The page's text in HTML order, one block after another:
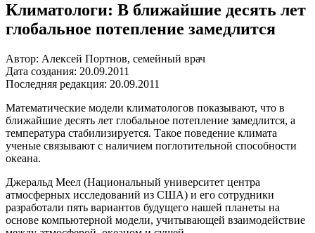
Климатологи: В ближайшие десять лет
глобальное потепление замедлится
Автор: Алексей Портнов, семейный врач
Дата создания: 20.09.2011
Последняя редакция: 20.09.2011
Математические модели климатологов показывают, что в
ближайшие десять лет глобальное потепление замедлится, а
температура стабилизируется. Такое поведение климата
ученые связывают с наличием поглотительной способности
океана.
Джеральд Меел (Национальный университет центра
атмосферных исследований из США) и его сотрудники
разработали пять вариантов будущего нашей планеты на
основе компьютерной модели, учитывающей взаимодействие